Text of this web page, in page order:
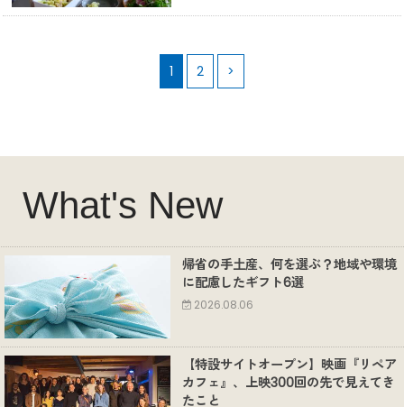
1 2 >
What's New
帰省の手土産、何を選ぶ？地域や環境
に配慮したギフト6選
2026.08.06
【特設サイトオープン】映画『リペア
カフェ』、上映300回の先で見えてき
たこと